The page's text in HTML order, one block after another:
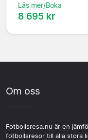
Läs mer/Boka
8 695 kr
Om oss
Fotbollsresa.nu är en
fotbollsresor till alla stora